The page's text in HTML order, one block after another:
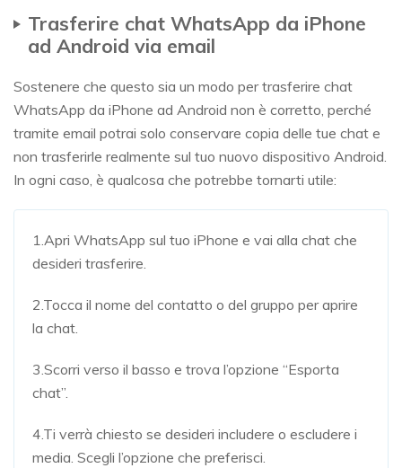
Trasferire chat WhatsApp da iPhone
ad Android via email
Sostenere che questo sia un modo per trasferire chat
WhatsApp da iPhone ad Android non è corretto, perché
tramite email potrai solo conservare copia delle tue chat e
non trasferirle realmente sul tuo nuovo dispositivo Android.
In ogni caso, è qualcosa che potrebbe tornarti utile:
1.Apri WhatsApp sul tuo iPhone e vai alla chat che
desideri trasferire.
2.Tocca il nome del contatto o del gruppo per aprire
la chat.
3.Scorri verso il basso e trova l’opzione “Esporta
chat”.
4.Ti verrà chiesto se desideri includere o escludere i
media. Scegli l’opzione che preferisci.